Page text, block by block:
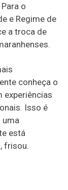
o
e Regime de
a troca de
conheça o
experiências
Isso é
uma
está
frisou.